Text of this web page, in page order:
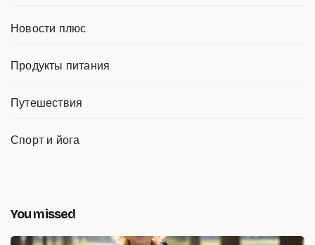
Новости плюс
Продукты питания
Путешествия
Спорт и йога
You missed